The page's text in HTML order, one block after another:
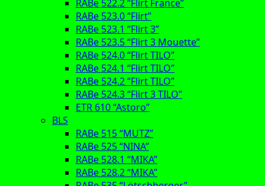
RABe 522.2 “Flirt France”
RABe 523.0 “Flirt”
RABe 523.1 “Flirt 3”
RABe 523.5 “Flirt 3 Mouette”
RABe 524.0 “Flirt TILO”
RABe 524.1 “Flirt TILO”
RABe 524.2 “Flirt TILO”
RABe 524.3 “Flirt 3 TILO”
ETR 610 “Astoro”
BLS
RABe 515 “MUTZ”
RABe 525 “NINA”
RABe 528.1 “MIKA”
RABe 528.2 “MIKA”